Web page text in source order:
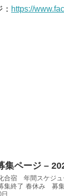
https://
集ページ –
合宿 年間スケジュ
終了 春休み 募
...